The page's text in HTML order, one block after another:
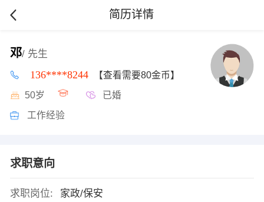
简历详情
邓/ 先生
136****8244 【查看需要80金币】
50岁 已婚
工作经验
求职意向
求职岗位:
家政/保安